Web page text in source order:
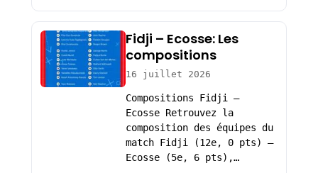
Fidji – Ecosse: Les
compositions
16 juillet 2026
Compositions Fidji –
Ecosse Retrouvez la
composition des équipes du
match Fidji (12e, 0 pts) –
Ecosse (5e, 6 pts),…